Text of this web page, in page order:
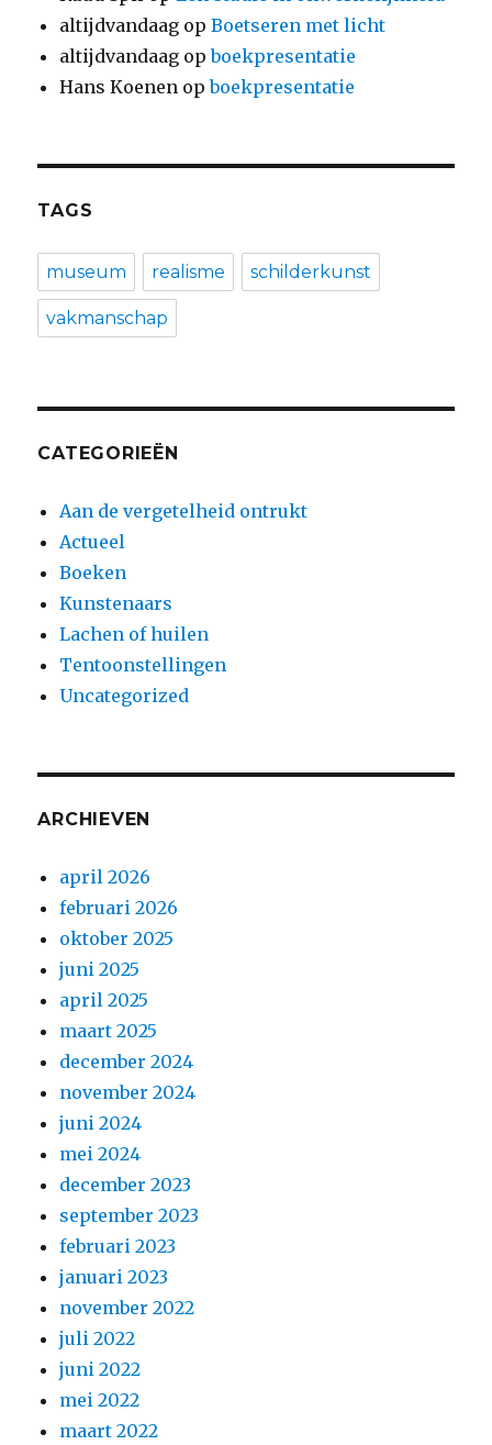
altijdvandaag opBoetseren met licht
altijdvandaag opboekpresentatie
Hans Koenen opboekpresentatie
TAGS
museum realisme schilderkunst
vakmanschap
CATEGORIEËN
Aan de vergetelheid ontrukt
Actueel
Boeken
Kunstenaars
Lachen of huilen
Tentoonstellingen
Uncategorized
ARCHIEVEN
april 2026
februari 2026
oktober 2025
juni 2025
april 2025
maart 2025
december 2024
november 2024
juni 2024
mei 2024
december 2023
september 2023
februari 2023
januari 2023
november 2022
juli 2022
juni 2022
mei 2022
maart 2022